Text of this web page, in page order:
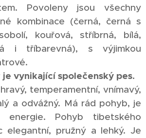
Povoleny jsou všechny
kombinace (černá, černá s
kouřová, stříbrná, bílá,
i tříbarevná), s výjimkou
vynikající společenský pes.
temperamentní, vnímavý,
a odvážný. Má rád pohyb, je
energie. Pohyb tibetského
elegantní, pružný a lehký. Je